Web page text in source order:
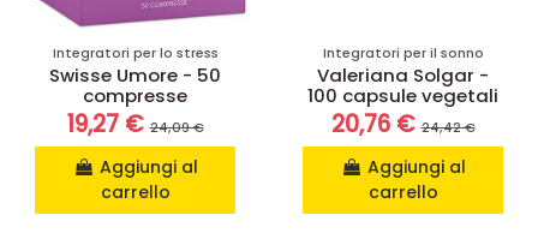
Integratori per lo stress
Swisse Umore - 50
compresse
19,27 €24,09 €
Aggiungi al
carrello
Integratori per il sonno
Valeriana Solgar -
100 capsule vegetali
20,76 €24,42 €
Aggiungi al
carrello